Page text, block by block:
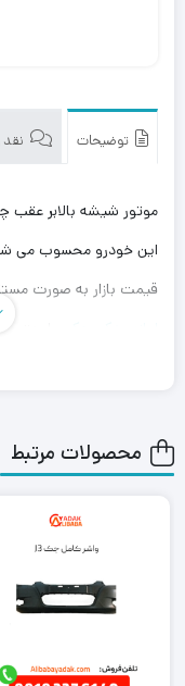
توضیحات نقد
این خودرو محسوب می
قیمت بازار به صورت
، با
محصول با کارشناسان
محصولات مرتبط